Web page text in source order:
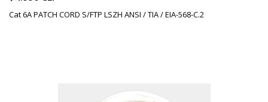
Cat 6A PATCH CORD S/FTP LSZH ANSI / TIA / EIA-568-C.2